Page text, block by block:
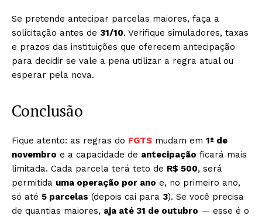
Se pretende antecipar parcelas maiores, faça a
solicitação antes de 31/10. Verifique simuladores, taxas
e prazos das instituições que oferecem antecipação
para decidir se vale a pena utilizar a regra atual ou
esperar pela nova.
Conclusão
Fique atento: as regras do FGTS mudam em 1º de
novembro e a capacidade de antecipação ficará mais
limitada. Cada parcela terá teto de R$ 500, será
permitida uma operação por ano e, no primeiro ano,
só até 5 parcelas (depois cai para 3). Se você precisa
de quantias maiores, aja até 31 de outubro — esse é o